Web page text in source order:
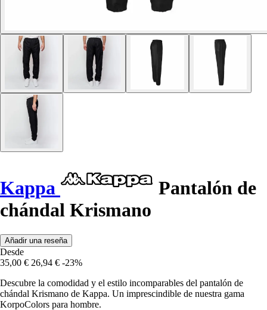
Kappa
Pantalón de
chándal Krismano
Añadir una reseña
Desde
35,00 € 26,94 € -23%
Descubre la comodidad y el estilo incomparables del pantalón de
chándal Krismano de Kappa. Un imprescindible de nuestra gama
KorpoColors para hombre.